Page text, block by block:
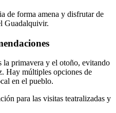
de forma amena y disfrutar de
Guadalquivir.
la primavera y el otoño, evitando
Hay múltiples opciones de
en el pueblo.
para las visitas teatralizadas y